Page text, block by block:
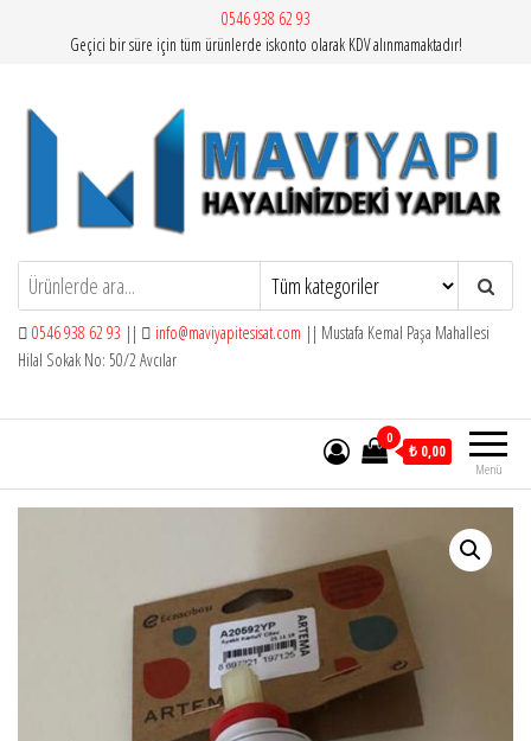
0546 938 62 93
Geçici bir süre için tüm ürünlerde iskonto olarak KDV alınmamaktadır!
Mavi Yapı | Vitra Artema
0546 938 62 93 || info@maviyapitesisat.com || Mustafa Kemal Paşa Mahallesi
Hilal Sokak No: 50/2 Avcılar
Menü
0
₺ 0,00